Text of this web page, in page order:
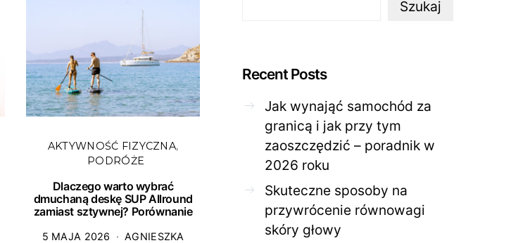
AKTYWNOŚĆ FIZYCZNA
PODRÓŻE
Dlaczego warto wybrać
dmuchaną deskę SUP Allround
zamiast sztywnej? Porównanie
5 MAJA 2026 AGNIESZKA
ZDROWE CIAŁO
Jak skutecznie zadbać o
problematyczną cerę w
domowym spa?
28 KWIETNIA 2026 27 KWIETNIA 2026
Szukaj
Recent Posts
Jak wynająć samochód za
granicą i jak przy tym
zaoszczędzić – poradnik w
2026 roku
Skuteczne sposoby na
przywrócenie równowagi
skóry głowy